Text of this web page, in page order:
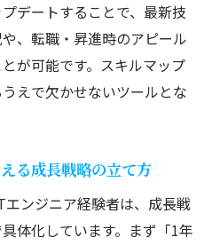
デートすることで、最新技
、転職・昇進時のアピール
が可能です。スキルマップ
えで欠かせないツールとな
る成長戦略の立て方
ンジニア経験者は、成長戦
体化しています。まず「1年